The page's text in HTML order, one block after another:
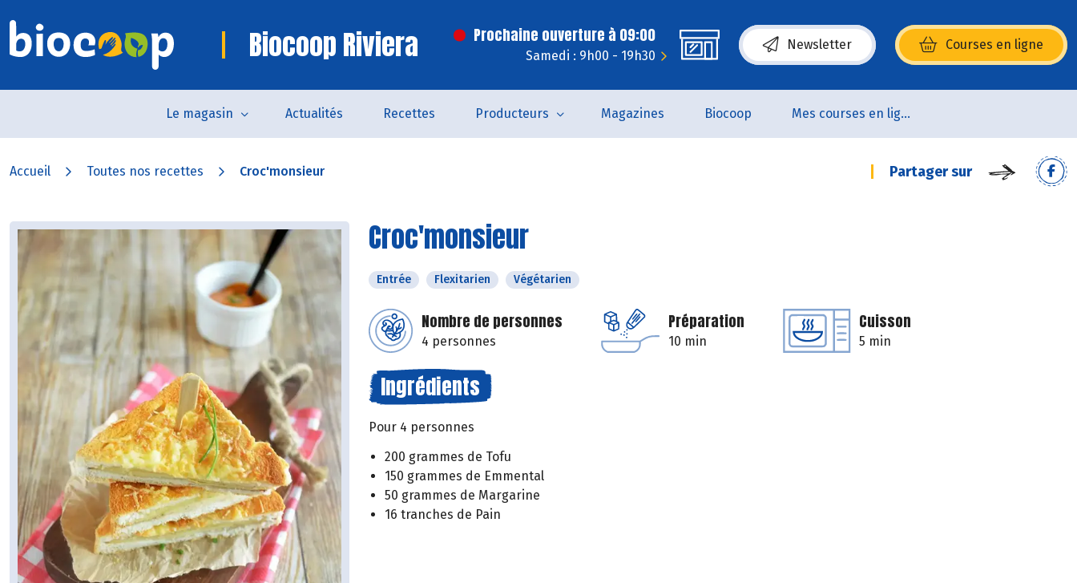
Biocoop Riviera Prochaine ouverture à 09:00
Samedi : 9h00 - 19h30
Newsletter Courses en ligne
(s’ouvre dans une nouvelle fenêtre)
Le magasin Actualités Recettes Producteurs Magazines Biocoop Mes courses en ligne
Accueil Toutes nos recettes Croc'monsieur Partager sur
Croc'monsieur
Entrée Flexitarien Végétarien
Nombre de personnes
4 personnes
Préparation
10 min
Cuisson
5 min
Ingrédients
Pour 4 personnes
200 grammes de Tofu
150 grammes de Emmental
50 grammes de Margarine
16 tranches de Pain